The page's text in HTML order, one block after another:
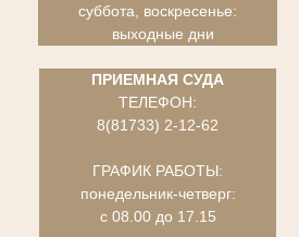
суббота, воскресенье:
выходные дни
ПРИЕМНАЯ СУДА
ТЕЛЕФОН:
8(81733) 2-12-62
ГРАФИК РАБОТЫ:
понедельник-четверг:
с 08.00 до 17.15